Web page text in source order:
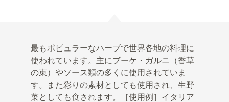
最もポピュラーなハーブで世界各地の料理に
使われています。主にブーケ・ガルニ（香草
の束）やソース類の多くに使用されていま
す。また彩りの素材としても使用され、生野
菜としても食されます。［使用例］イタリア